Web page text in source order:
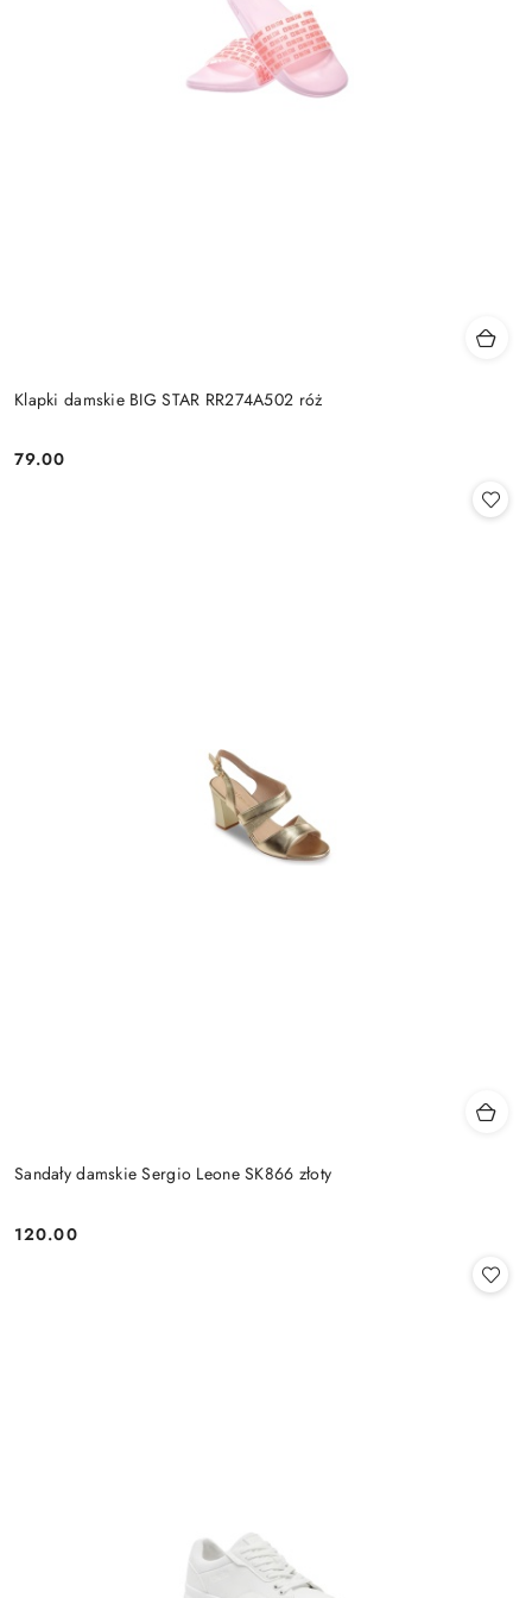
Klapki damskie BIG STAR RR274A502 róż
Cena:
79.00
Sandały damskie Sergio Leone SK866 złoty
Cena:
120.00